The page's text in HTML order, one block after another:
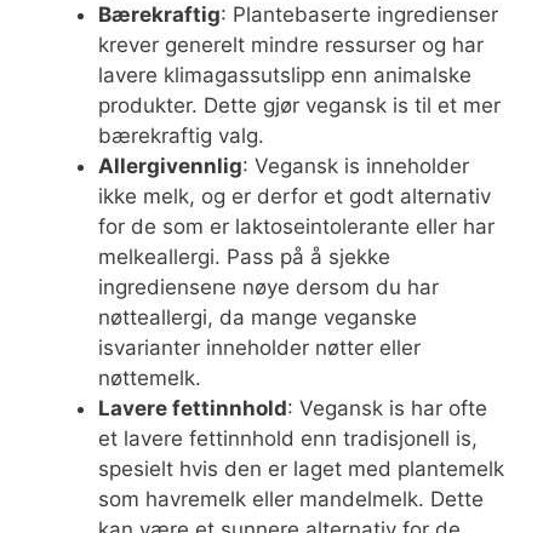
Bærekraftig: Plantebaserte ingredienser
krever generelt mindre ressurser og har
lavere klimagassutslipp enn animalske
produkter. Dette gjør vegansk is til et mer
bærekraftig valg.
Allergivennlig: Vegansk is inneholder
ikke melk, og er derfor et godt alternativ
for de som er laktoseintolerante eller har
melkeallergi. Pass på å sjekke
ingrediensene nøye dersom du har
nøtteallergi, da mange veganske
isvarianter inneholder nøtter eller
nøttemelk.
Lavere fettinnhold: Vegansk is har ofte
et lavere fettinnhold enn tradisjonell is,
spesielt hvis den er laget med plantemelk
som havremelk eller mandelmelk. Dette